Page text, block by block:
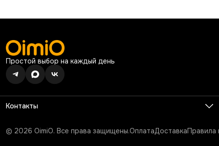
Простой выбор на каждый день
Контакты
Режим работы
Ежедневно с 10:00 до 19:00
© 2026 OimiO. Все права защищены.ОплатаДоставкаПравила